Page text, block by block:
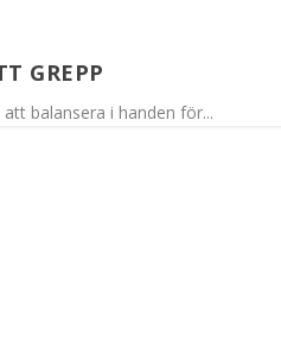
GREPP
balansera i handen för...